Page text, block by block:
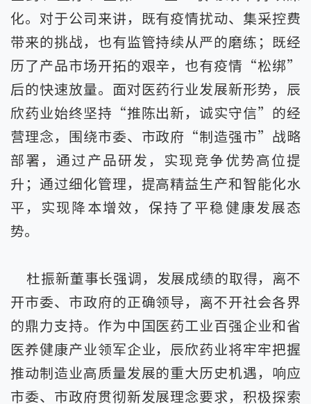
化。对于公司来讲，既有疫情扰动、集采控费
带来的挑战，也有监管持续从严的磨练；既经
历了产品市场开拓的艰辛，也有疫情“松绑”
后的快速放量。面对医药行业发展新形势，辰
欣药业始终坚持“推陈出新，诚实守信”的经
营理念，围绕市委、市政府“制造强市”战略
部署，通过产品研发，实现竞争优势高位提
升；通过细化管理，提高精益生产和智能化水
平，实现降本增效，保持了平稳健康发展态
势。
杜振新董事长强调，发展成绩的取得，离不
开市委、市政府的正确领导，离不开社会各界
的鼎力支持。作为中国医药工业百强企业和省
医养健康产业领军企业，辰欣药业将牢牢把握
推动制造业高质量发展的重大历史机遇，响应
市委、市政府贯彻新发展理念要求，积极探索